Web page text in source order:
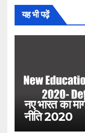
यह भी पढ़ें
नए भारत का
नीति 2020